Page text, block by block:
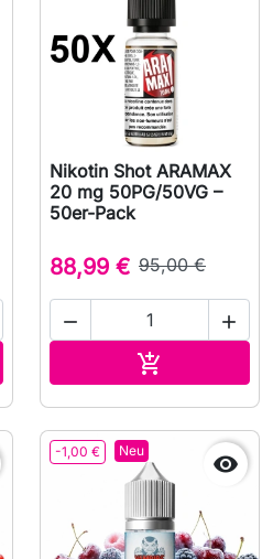
Nikotin Shot ARAMAX
20 mg 50PG/50VG –
50er-Pack
88,99 € 95,00 €
 

-1,00 € Neu
